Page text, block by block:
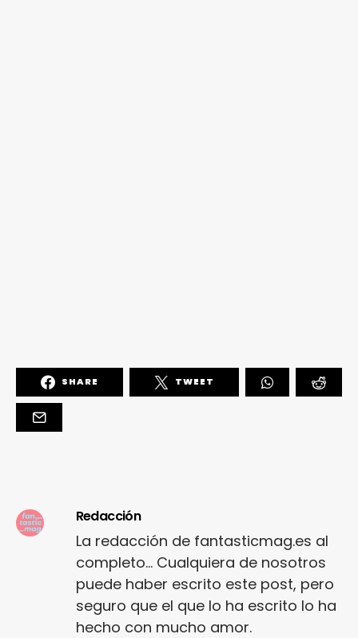
SHARE TWEET
Redacción
La redacción de fantasticmag.es al
completo... Cualquiera de nosotros
puede haber escrito este post, pero
seguro que el que lo ha escrito lo ha
hecho con mucho amor.